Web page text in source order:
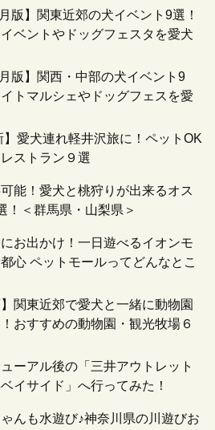
版】関東近郊の犬イベント9選！
ベントやドッグフェスタを愛犬
版】関西・中部の犬イベント9
トマルシェやドッグフェスを愛
】愛犬連れ軽井沢旅に！ペットOK
ストラン９選
能！愛犬と桃狩りが出来るオス
！＜群馬県・山梨県＞
お出かけ！一日遊べるイオンモ
心 ペットモールってどんなとこ
】関東近郊で愛犬と一緒に動物園
おすすめの動物園・観光牧場６
ーアル後の「三井アウトレット
イサイド」へ行ってみた！
んも水遊び♪神奈川県の川遊びお